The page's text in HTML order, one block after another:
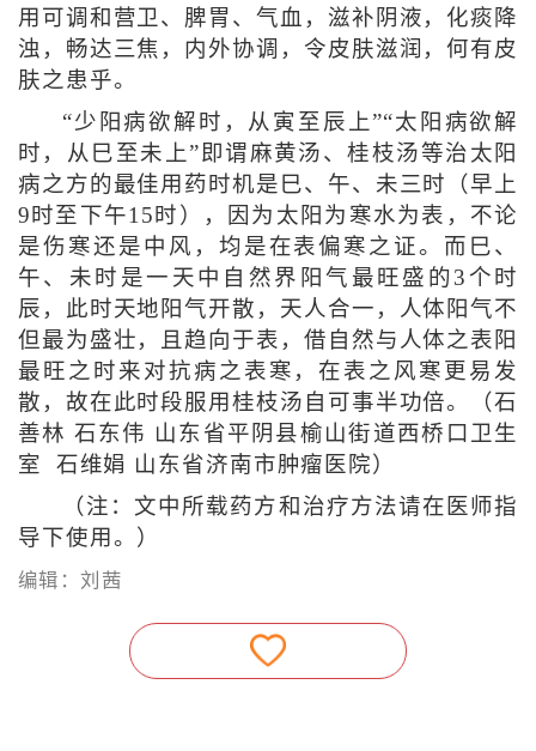
用可调和营卫、脾胃、气血，滋补阴液，化痰降
浊，畅达三焦，内外协调，令皮肤滋润，何有皮
肤之患乎。
“少阳病欲解时，从寅至辰上”“太阳病欲解
时，从巳至未上”即谓麻黄汤、桂枝汤等治太阳
病之方的最佳用药时机是巳、午、未三时（早上
9时至下午15时），因为太阳为寒水为表，不论
是伤寒还是中风，均是在表偏寒之证。而巳、
午、未时是一天中自然界阳气最旺盛的3个时
辰，此时天地阳气开散，天人合一，人体阳气不
但最为盛壮，且趋向于表，借自然与人体之表阳
最旺之时来对抗病之表寒，在表之风寒更易发
散，故在此时段服用桂枝汤自可事半功倍。（石
善林 石东伟 山东省平阴县榆山街道西桥口卫生
室 石维娟 山东省济南市肿瘤医院）
（注：文中所载药方和治疗方法请在医师指
导下使用。）
编辑：刘茜